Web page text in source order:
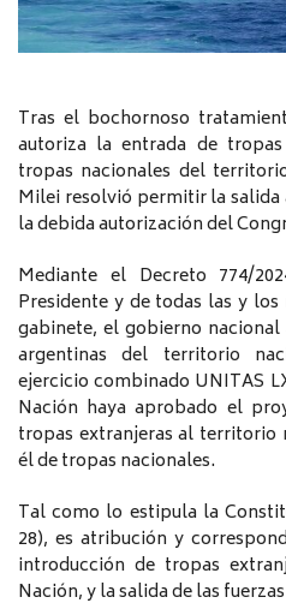
Tras el bochornoso
autoriza la entrada de
tropas nacionales del
Milei resolvió permitir la salida
la debida autorización del
Mediante el Decreto 774/
Presidente y de todas las y
gabinete, el gobierno
argentinas del territorio
ejercicio combinado UNITAS
Nación haya aprobado el
tropas extranjeras al territorio
él de tropas nacionales.
Tal como lo estipula la
28), es atribución y
introducción de tropas
Nación, y la salida de las